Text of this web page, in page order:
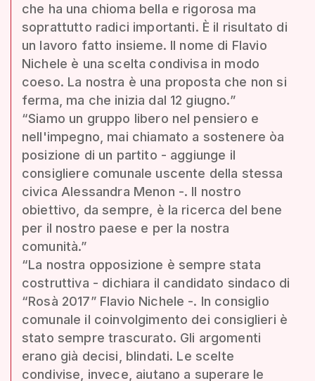
che ha una chioma bella e rigorosa ma
soprattutto radici importanti. È il risultato di
un lavoro fatto insieme. Il nome di Flavio
Nichele è una scelta condivisa in modo
coeso. La nostra è una proposta che non si
ferma, ma che inizia dal 12 giugno.”
“Siamo un gruppo libero nel pensiero e
nell'impegno, mai chiamato a sostenere òa
posizione di un partito - aggiunge il
consigliere comunale uscente della stessa
civica Alessandra Menon -. Il nostro
obiettivo, da sempre, è la ricerca del bene
per il nostro paese e per la nostra
comunità.”
“La nostra opposizione è sempre stata
costruttiva - dichiara il candidato sindaco di
“Rosà 2017” Flavio Nichele -. In consiglio
comunale il coinvolgimento dei consiglieri è
stato sempre trascurato. Gli argomenti
erano già decisi, blindati. Le scelte
condivise, invece, aiutano a superare le